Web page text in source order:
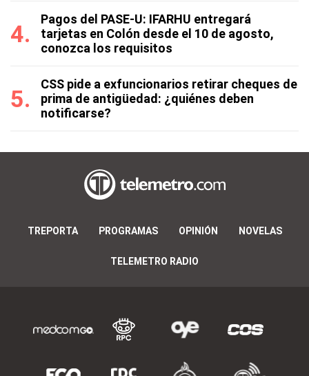
Pagos del PASE-U: IFARHU entregará
tarjetas en Colón desde el 10 de agosto,
conozca los requisitos
CSS pide a exfuncionarios retirar cheques de
prima de antigüedad: ¿quiénes deben
notificarse?
TREPORTA PROGRAMAS OPINIÓN NOVELAS
TELEMETRO RADIO